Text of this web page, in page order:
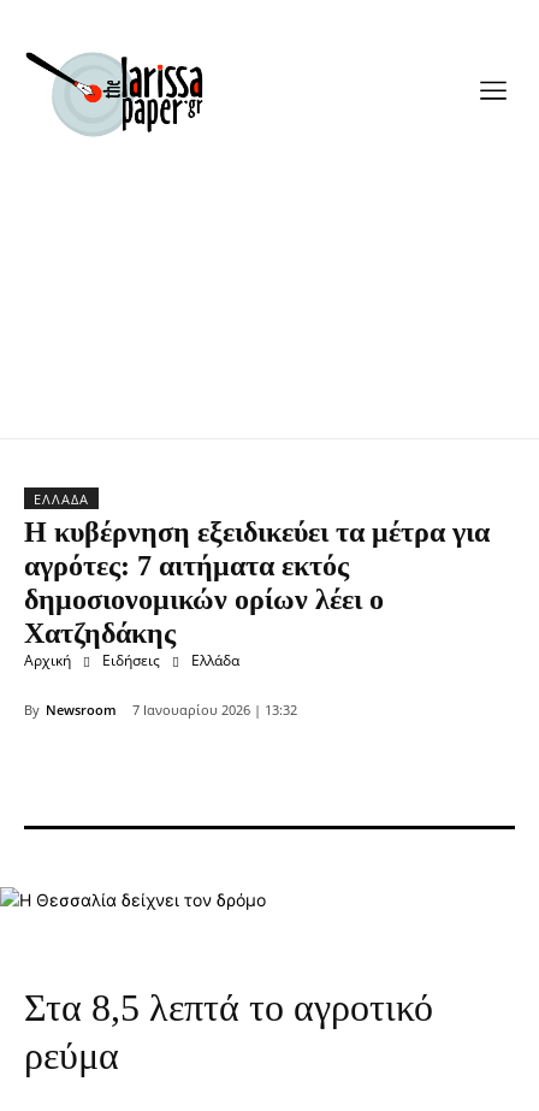
ΕΛΛΆΔΑ
H κυβέρνηση εξειδικεύει τα μέτρα για
αγρότες: 7 αιτήματα εκτός
δημοσιονομικών ορίων λέει ο
Χατζηδάκης
Αρχική Ειδήσεις Ελλάδα
By Newsroom 7 Ιανουαρίου 2026 | 13:32
Στα 8,5 λεπτά το αγροτικό
ρεύμα